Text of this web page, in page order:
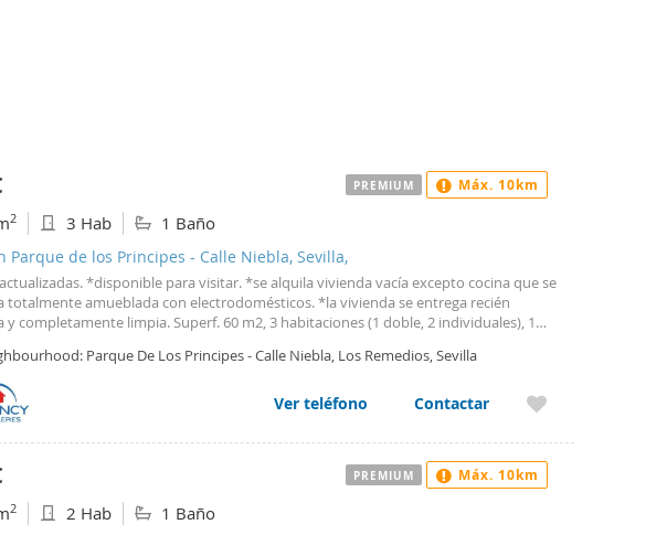
2 3 Hab 1 Baño
Parque de los Principes - Calle Niebla, Sevilla,
*disponible para visitar. *se alquila vivienda vacía excepto cocina que se
totalmente amueblada con electrodomésticos. *la vivienda se entrega recién
y completamente limpia. Superf. 60 m2, 3 habitaciones (1 doble, 2 individuales), 1
video portero, carpintería exterior aluminio e hierro, carpintería interior
exterior, soleado, balcón (comunica con el salon), *en el precio de la renta están
los gastos de comunidad y agua. *suministros aparte (luz). *se solicitará
para seguro de alquiler (contratos indefinidos + de 1 año de antigüedad e
mínimos de 2300-2500€). *se admiten como máximo 3 adultos.
Parque De Los Principes - Calle Niebla, Los Remedios, Sevilla
Ver teléfono Contactar
PREMIUM Máx. 10km
2 2 Hab 1 Baño
PREMIUM Máx. 10km